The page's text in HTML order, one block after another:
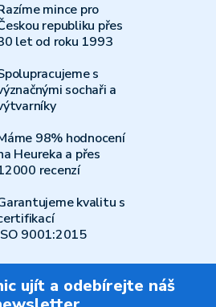
mince pro
republiku přes
let od roku 1993
s
sochaři a
98% hodnocení
Heureka a přes
recenzí
kvalitu s
9001:2015
ujít a odebírejte náš